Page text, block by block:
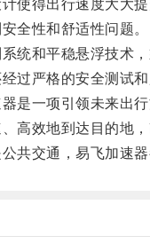
得出行速度大大提
性和舒适性问题。
和平稳悬浮技术，
严格的安全测试和
一项引领未来出行
效地到达目的地，
交通，易飞加速器